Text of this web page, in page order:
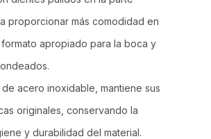
proporcionar más comodidad en
apropiado para la boca y
de acero inoxidable, mantiene sus
originales, conservando la
y durabilidad del material.